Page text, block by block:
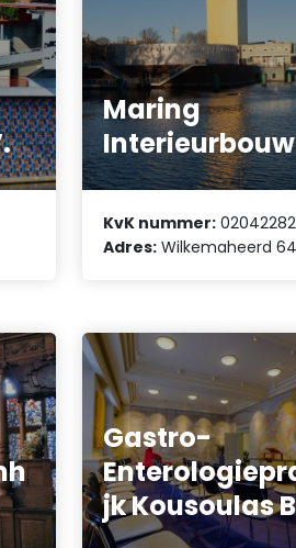
Maring
Interieurbouw
KvK nummer: 02042282
Adres: Wilkemaheerd 64
Gastro-
jk Kousoulas